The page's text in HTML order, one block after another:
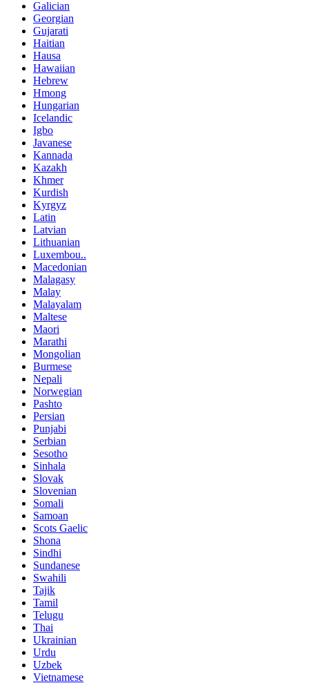
Galician
Georgian
Gujarati
Haitian
Hausa
Hawaiian
Hebrew
Hmong
Hungarian
Icelandic
Igbo
Javanese
Kannada
Kazakh
Khmer
Kurdish
Kyrgyz
Latin
Latvian
Lithuanian
Luxembou..
Macedonian
Malagasy
Malay
Malayalam
Maltese
Maori
Marathi
Mongolian
Burmese
Nepali
Norwegian
Pashto
Persian
Punjabi
Serbian
Sesotho
Sinhala
Slovak
Slovenian
Somali
Samoan
Scots Gaelic
Shona
Sindhi
Sundanese
Swahili
Tajik
Tamil
Telugu
Thai
Ukrainian
Urdu
Uzbek
Vietnamese